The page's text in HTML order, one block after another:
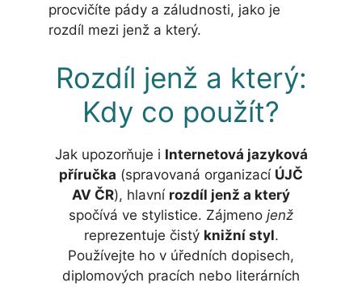
procvičíte pády a záludnosti, jako je
rozdíl mezi jenž a který.
Rozdíl jenž a který:
Kdy co použít?
Jak upozorňuje i Internetová jazyková
příručka (spravovaná organizací ÚJČ
AV ČR), hlavní rozdíl jenž a který
spočívá ve stylistice. Zájmeno jenž
reprezentuje čistý knižní styl.
Používejte ho v úředních dopisech,
diplomových pracích nebo literárních